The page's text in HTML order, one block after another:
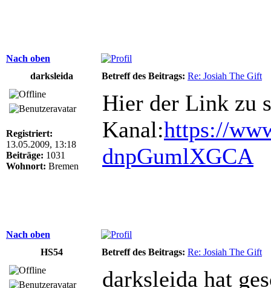
Nach oben
darksleida
Betreff des Beitrags: Re: Josiah The Gift
Registriert:
13.05.2009, 13:18
Beiträge: 1031
Wohnort: Bremen
Hier der Link zu
Kanal:https://
dnpGumlXGCA
Nach oben
HS54
Betreff des Beitrags: Re: Josiah The Gift
darksleida hat